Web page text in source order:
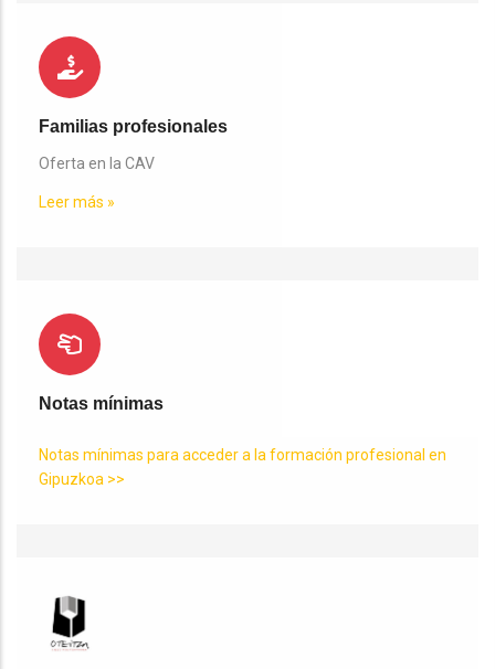
Familias profesionales
Oferta en la CAV
Leer más »
Notas mínimas
Notas mínimas para acceder a la formación profesional en
Gipuzkoa >>